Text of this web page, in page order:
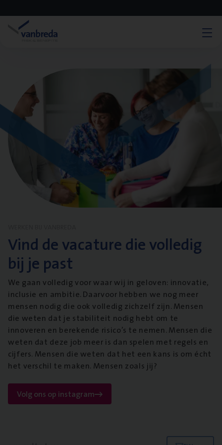
Vind de vacature die volledig
bij je past
We gaan volledig voor waar wij in geloven: innovatie,
inclusie en ambitie. Daarvoor hebben we nog meer
mensen nodig die ook volledig zichzelf zijn. Mensen
die weten dat je stabiliteit nodig hebt om te
innoveren en berekende risico’s te nemen. Mensen die
weten dat deze job meer is dan spelen met regels en
cijfers. Mensen die weten dat het een kans is om écht
het verschil te maken. Mensen zoals jij?
Volg ons op instagram